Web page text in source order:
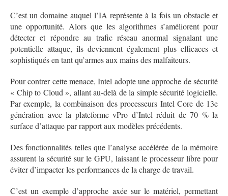
C’est un domaine auquel l’IA représente à la fois un obstacle et
une opportunité. Alors que les algorithmes s’améliorent pour
détecter et répondre au trafic réseau anormal signalant une
potentielle attaque, ils deviennent également plus efficaces et
sophistiqués en tant qu’armes aux mains des malfaiteurs.
Pour contrer cette menace, Intel adopte une approche de sécurité
« Chip to Cloud », allant au-delà de la simple sécurité logicielle.
Par exemple, la combinaison des processeurs Intel Core de 13e
génération avec la plateforme vPro d’Intel réduit de 70 % la
surface d’attaque par rapport aux modèles précédents.
Des fonctionnalités telles que l’analyse accélérée de la mémoire
assurent la sécurité sur le GPU, laissant le processeur libre pour
éviter d’impacter les performances de la charge de travail.
C’est un exemple d’approche axée sur le matériel, permettant